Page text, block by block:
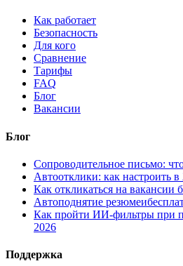
Как работает
Безопасность
Для кого
Сравнение
Тарифы
FAQ
Блог
Вакансии
Блог
Сопроводительное письмо:
Автоотклики: как настроить в
Как откликаться на вакансии
Автоподнятие
Как пройти ИИ-фильтры при
2026
Поддержка